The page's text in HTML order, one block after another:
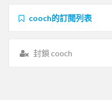
cooch的訂閱列表
封鎖 cooch